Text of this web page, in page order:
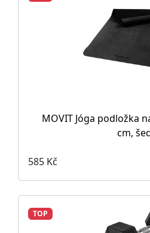
MOVIT Jóga podložka
cm,
585 Kč
TOP